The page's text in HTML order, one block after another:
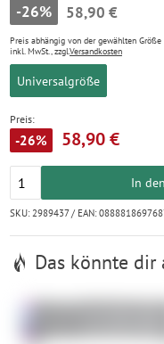
-26% 58,90 €
Preis abhängig von der gewählten Größe
inkl. MwSt., zzgl.Versandkosten
Universalgröße
Preis:
-26% 58,90 €
In
SKU: 2989437 / EAN:
Das könnte dir